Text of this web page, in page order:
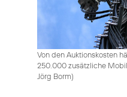
Von den Auktionskosten
250.000 zusätzliche
Jörg Borm)